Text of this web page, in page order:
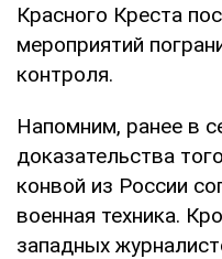
Красного Креста
мероприятий
контроля.
Напомним, ранее в
доказательства
конвой из России
военная техника.
западных